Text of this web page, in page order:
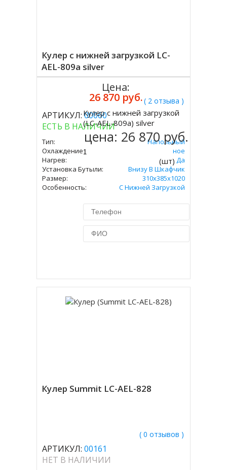
Кулер с нижней загрузкой LC-
AEL-809a silver
( 2 отзыва )
АРТИКУЛ:00060
ЕСТЬ В НАЛИЧИИ
Тип:
Напольный
Охлаждение:
Компрессорное
Нагрев:
Да
Установка Бутыли:
Внизу В Шкафчик
Размер:
310х385х1020
Особенность:
С Нижней Загрузкой
Цена:
26 870 руб.
Купить
Кулер с нижней загрузкой
(LC-AEL-809a) silver
цена: 26 870 руб.
(шт)
Кулер Summit LC-AEL-828
( 0 отзывов )
АРТИКУЛ: 00161
НЕТ В НАЛИЧИИ